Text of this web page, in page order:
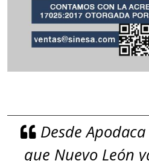
Desde
que Nuevo León